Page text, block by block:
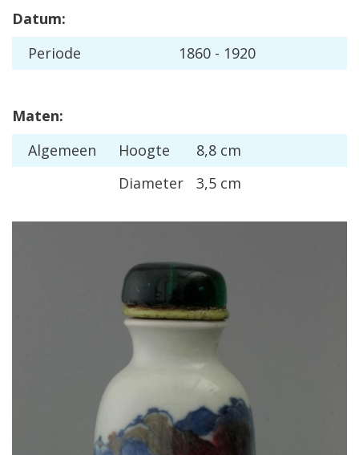
Datum:
Periode
1860 - 1920
Maten:
Algemeen
Hoogte
8,8 cm
Diameter
3,5 cm